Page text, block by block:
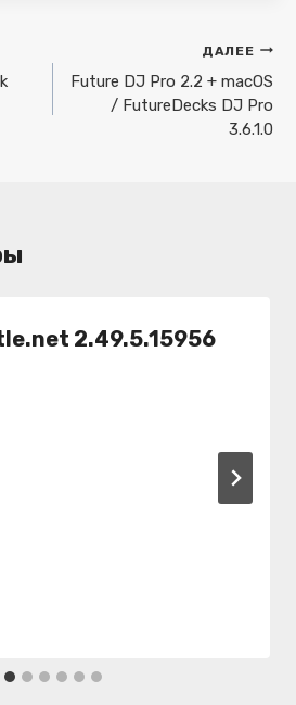
ДАЛЕЕ
Future DJ Pro 2.2 + macOS
/ FutureDecks DJ Pro
3.6.1.0
2.49.5.15956